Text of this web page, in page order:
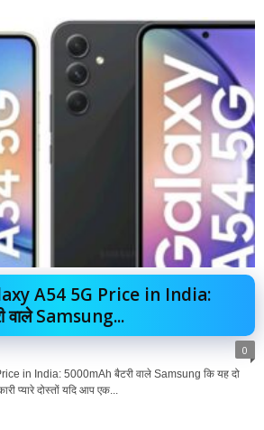
A54 5G Price in India:
वाले Samsung...
0
in India: 5000mAh बैटरी वाले Samsung कि यह दो
प्यारे दोस्तों यदि आप एक...